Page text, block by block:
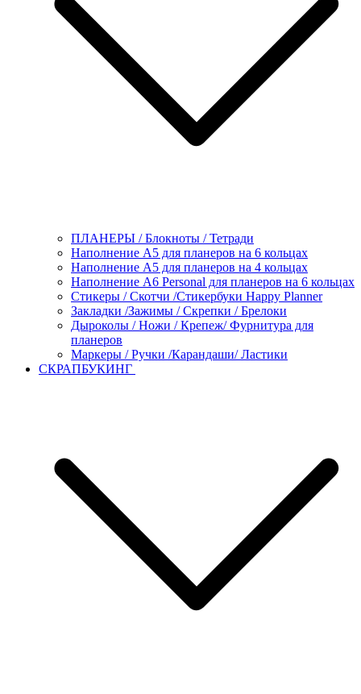
ПЛАНЕРЫ / Блокноты / Тетради
Наполнение А5 для планеров на 6 кольцах
Наполнение А5 для планеров на 4 кольцах
Наполнение А6 Personal для планеров на 6 кольцах
Стикеры / Скотчи /Стикербуки Happy Planner
Закладки /Зажимы / Скрепки / Брелоки
Дыроколы / Ножи / Крепеж/ Фурнитура для
планеров
Маркеры / Ручки /Карандаши/ Ластики
СКРАПБУКИНГ